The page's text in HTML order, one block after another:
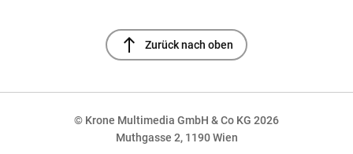
north Zurück nach oben
© Krone Multimedia GmbH & Co KG 2026
Muthgasse 2, 1190 Wien